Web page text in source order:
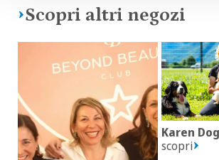
Scopri altri negozi
Karen
scopri